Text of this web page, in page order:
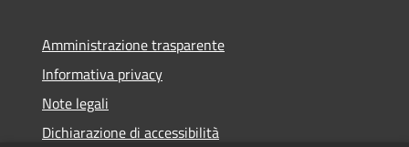
Amministrazione trasparente
Informativa privacy
Note legali
Dichiarazione di accessibilità